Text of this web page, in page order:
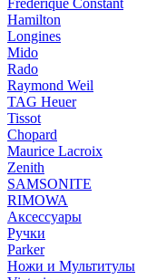
Frederique Constant
Hamilton
Longines
Mido
Rado
Raymond Weil
TAG Heuer
Tissot
Chopard
Maurice Lacroix
Zenith
SAMSONITE
RIMOWA
Аксессуары
Ручки
Parker
Ножи и Мультитулы